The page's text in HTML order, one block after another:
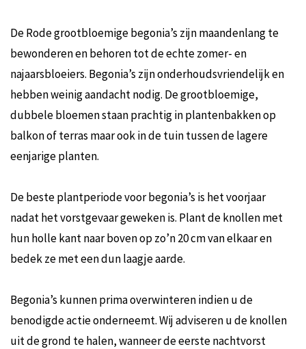
De Rode grootbloemige begonia’s zijn maandenlang te
bewonderen en behoren tot de echte zomer- en
najaarsbloeiers. Begonia’s zijn onderhoudsvriendelijk en
hebben weinig aandacht nodig. De grootbloemige,
dubbele bloemen staan prachtig in plantenbakken op
balkon of terras maar ook in de tuin tussen de lagere
eenjarige planten.
De beste plantperiode voor begonia’s is het voorjaar
nadat het vorstgevaar geweken is. Plant de knollen met
hun holle kant naar boven op zo’n 20 cm van elkaar en
bedek ze met een dun laagje aarde.
Begonia’s kunnen prima overwinteren indien u de
benodigde actie onderneemt. Wij adviseren u de knollen
uit de grond te halen, wanneer de eerste nachtvorst